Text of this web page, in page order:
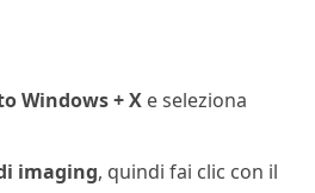
Windows + X e seleziona
imaging, quindi fai clic con il